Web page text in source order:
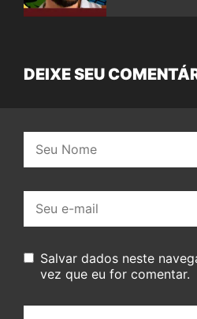
DEIXE SEU
mail:
Salvar dados neste
vez que eu for comentar.